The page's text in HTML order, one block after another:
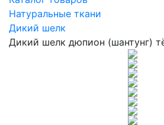
Натуральные ткани
Дикий шелк
Дикий шелк дюпион (шантунг)